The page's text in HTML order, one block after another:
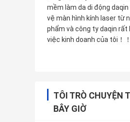
mềm làm da di động
vệ màn hình kính laser từ
phẩm và công ty daqin rất
việc kinh doanh của tôi！！
TÔI TRÒ CHUYỆN
BÂY GIỜ